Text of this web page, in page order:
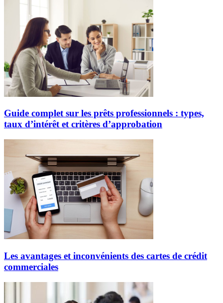
Guide complet sur les prêts professionnels : types,
taux d’intérêt et critères d’approbation
Les avantages et inconvénients des cartes de crédit
commerciales